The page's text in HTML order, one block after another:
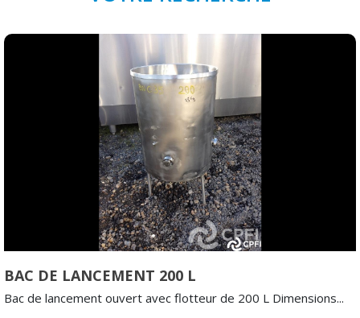
BAC DE LANCEMENT 200 L
Bac de lancement ouvert avec flotteur de 200 L Dimensions...